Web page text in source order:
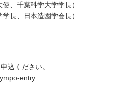
使、千葉科学大学学長）
学長、日本造園学会長）
込ください。
entry